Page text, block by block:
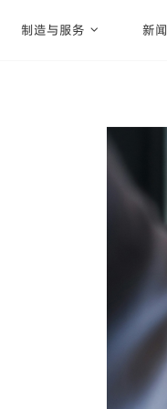
制造与服务 新